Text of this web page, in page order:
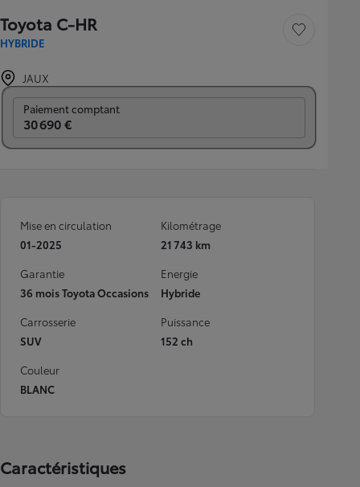
Toyota C-HR
HYBRIDE
Sauvegarder le
JAUX
Paiement comptant
30 690 €
Mise en circulation
01-2025
Kilométrage
21 743 km
Garantie
36 mois Toyota Occasions
Energie
Hybride
Carrosserie
SUV
Puissance
152 ch
Couleur
BLANC
Caractéristiques